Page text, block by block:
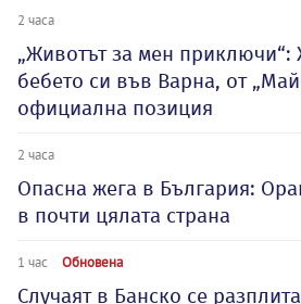
2 часа
„Животът за мен приключи“:
бебето си във Варна, от
официална позиция
2 часа
Опасна жега в България:
в почти цялата страна
1 час Обновена
Случаят в Банско се